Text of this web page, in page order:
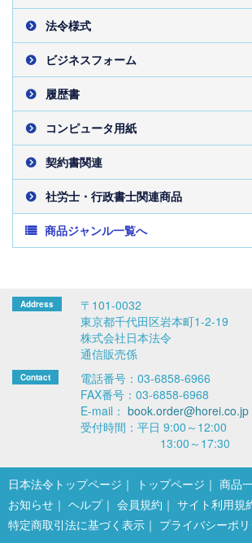
法令様式
ビジネスフォーム
履歴書
コンピュータ用紙
契約書関連
社労士・行政書士関連商品
商品ジャンル一覧へ
〒101-0032
東京都千代田区岩本町1-2-19
株式会社日本法令
通信販売係
電話番号：03-6858-6966
FAX番号：03-6858-6968
E-mail： book.order@horei.co.jp
受付時間：平日 9:00～12:00
13:00～17:30
日本法令トップページ トップページ 商品
お知らせ
ヘルプ 会員規約
サイト利用規
特定商取引法に基づく表示
プライバシーポ